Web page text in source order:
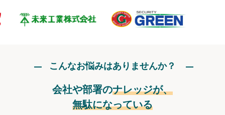
こんなお悩みはありませんか？
会社や部署のナレッジが、
無駄になっている